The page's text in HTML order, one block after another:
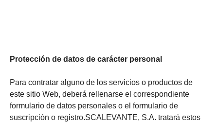
Protección de datos de carácter personal
Para contratar alguno de los servicios o productos de
este sitio Web, deberá rellenarse el correspondiente
formulario de datos personales o el formulario de
suscripción o registro.SCALEVANTE, S.A. tratará estos